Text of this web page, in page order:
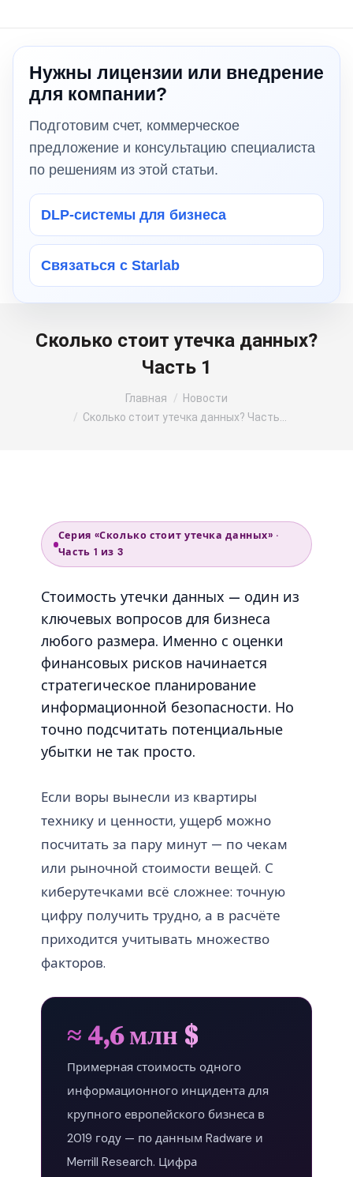
Сколько стоит утечка данных?
Часть 1
Главная
Новости
Сколько стоит утечка данных? Часть…
Серия «Сколько стоит утечка данных» ·
Часть 1 из 3
Стоимость утечки данных — один из
ключевых вопросов для бизнеса
любого размера. Именно с оценки
финансовых рисков начинается
стратегическое планирование
информационной безопасности. Но
точно подсчитать потенциальные
убытки не так просто.
Если воры вынесли из квартиры
технику и ценности, ущерб можно
посчитать за пару минут — по чекам
или рыночной стоимости вещей. С
киберутечками всё сложнее: точную
цифру получить трудно, а в расчёте
приходится учитывать множество
факторов.
≈ 4,6 млн $
Примерная стоимость одного
информационного инцидента для
крупного европейского бизнеса в
2019 году — по данным Radware и
Merrill Research. Цифра
Нужны лицензии или внедрение
для компании?
Подготовим счет, коммерческое
предложение и консультацию специалиста
по решениям из этой статьи.
DLP-системы для бизнеса
Связаться с Starlab